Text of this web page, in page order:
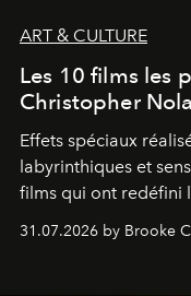
ART & CULTURE
Les 10 films les
Christopher
Effets spéciaux
labyrinthiques et
films qui ont redéfini
31.07.2026 by Brooke